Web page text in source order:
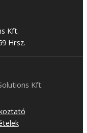
Kft.
Hrsz.
Kft.